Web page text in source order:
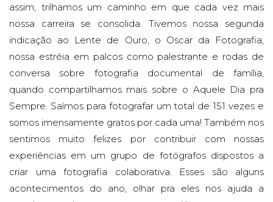
assim, trilhamos um caminho em que cada vez mais
nossa carreira se consolida. Tivemos nossa segunda
indicação ao Lente de Ouro, o Oscar da Fotografia,
nossa estréia em palcos como palestrante e rodas de
conversa sobre fotografia documental de família,
quando compartilhamos mais sobre o Aquele Dia pra
Sempre. Saímos para fotografar um total de 151 vezes e
somos imensamente gratos por cada uma! Também nos
sentimos muito felizes por contribuir com nossas
experiências em um grupo de fotógrafos dispostos a
criar uma fotografia colaborativa. Esses são alguns
acontecimentos do ano, olhar pra eles nos ajuda a